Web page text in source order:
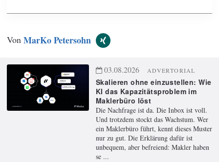
Von MarKo Petersohn
03.08.2026 ADVERTORIAL
Skalieren ohne einzustellen: Wie
KI das Kapazitätsproblem im
Maklerbüro löst
Die Nachfrage ist da. Die Inbox ist voll.
Und trotzdem stockt das Wachstum. Wer
ein Maklerbüro führt, kennt dieses Muster
nur zu gut. Die Erklärung dafür ist
unbequem, aber befreiend: Makler haben
se ...